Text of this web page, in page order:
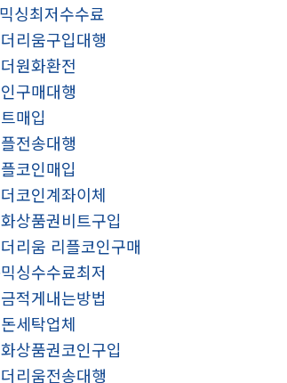
싱최저수수료
리움구입대행
원화환전
구매대행
매입
전송대행
코인매입
코인계좌이체
상품권비트구입
리움 리플코인구매
싱수수료최저
적게내는방법
세탁업체
상품권코인구입
리움전송대행